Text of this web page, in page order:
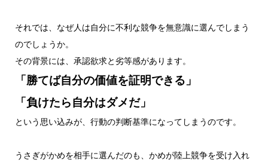
それでは、なぜ人は自分に不利な競争を無意識に選んでしまう
のでしょうか。
その背景には、承認欲求と劣等感があります。
「勝てば自分の価値を証明できる」
「負けたら自分はダメだ」
という思い込みが、行動の判断基準になってしまうのです。
うさぎがかめを相手に選んだのも、かめが陸上競争を受け入れ